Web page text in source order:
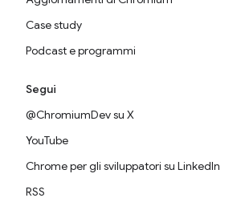
Case study
Podcast e programmi
Segui
@ChromiumDev su X
YouTube
Chrome per gli sviluppatori su LinkedIn
RSS